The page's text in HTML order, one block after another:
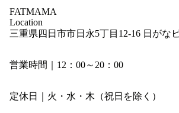
FATMAMA
Location
三重県四日市市日永5丁目12-16 日がな
営業時間｜12：00～20：00
定休日｜火・水・木（祝日を除く）